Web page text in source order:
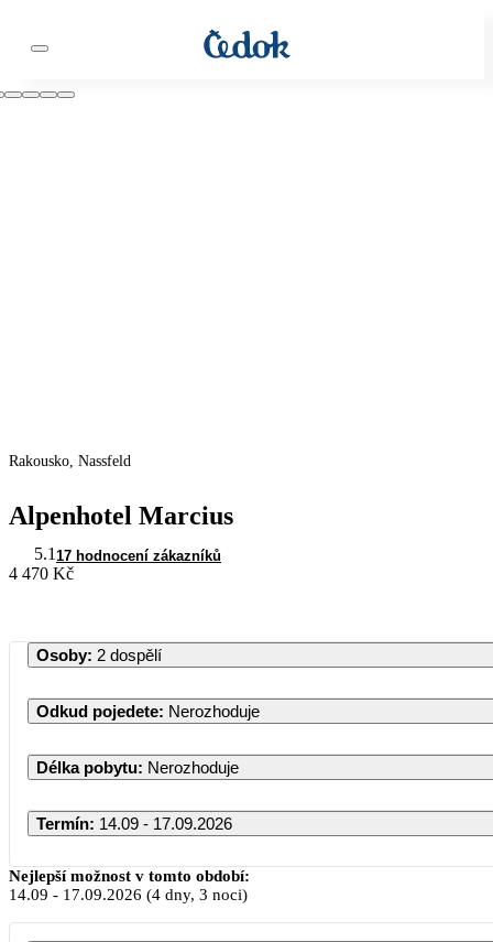
Rakousko, Nassfeld
Alpenhotel Marcius
5.1 17 hodnocení zákazníků
4 470 Kč
Osoby: 2 dospělí
Odkud pojedete: Nerozhoduje
Délka pobytu: Nerozhoduje
Termín: 14.09 - 17.09.2026
Září
PO ÚT ST ČT
Nejlepší možnost v tomto období:
14.09 - 17.09.2026 (4 dny, 3 noci)